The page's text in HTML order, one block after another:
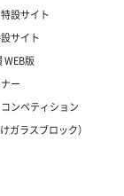
設サイト
サイト
WEB版
ー
ンペティション
ガラスブロック）